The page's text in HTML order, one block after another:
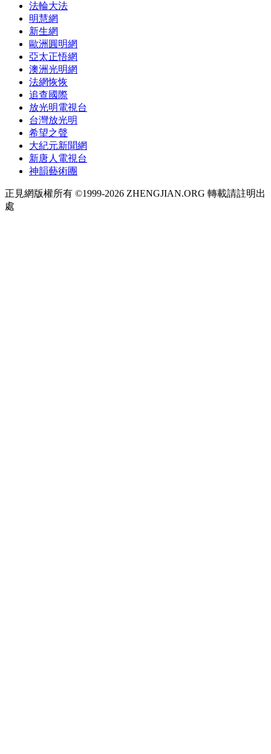
法輪大法
明慧網
新生網
歐洲圓明網
亞太正悟網
澳洲光明網
法網恢恢
追查國際
放光明電視台
台灣放光明
希望之聲
大紀元新聞網
新唐人電視台
神韻藝術團
正見網版權所有 ©1999-2026 ZHENGJIAN.ORG 轉載請註明出
處